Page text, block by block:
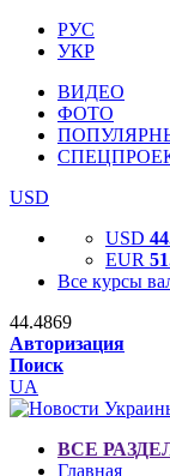
РУС
УКР
ВИДЕО
ФОТО
USD
USD
EUR
Все курсы
44.4869
Авторизация
Поиск
UA
ВСЕ
Главная